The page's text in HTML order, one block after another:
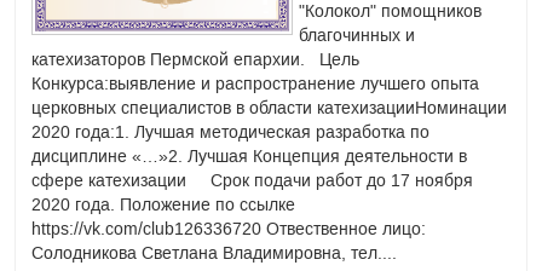
"Колокол" помощников
благочинных и
катехизаторов Пермской епархии. Цель
Конкурса:выявление и распространение лучшего опыта
церковных специалистов в области катехизацииНоминации
2020 года:1. Лучшая методическая разработка по
дисциплине «…»2. Лучшая Концепция деятельности в
сфере катехизации Срок подачи работ до 17 ноября
2020 года. Положение по ссылке
https://vk.com/club126336720 Отвественное лицо:
Солодникова Светлана Владимировна, тел....
Московской епархии. Данный сборник был составлен для
помощи благочинным церковных округов, настоятелям,
сотрудникам епархиальных отделов, катехизаторам-
миссионерам и всем, кто занимается просветительской
деятельностью на приходах и в благочиниях.
Составителями описаны основные направления
просветительской деятельности, рекомендуемые для
развития на приходах, а также собраны полезные
справочные материалы. Скачать методические указания в
формате .PDF...
Читать далее...Просмотров